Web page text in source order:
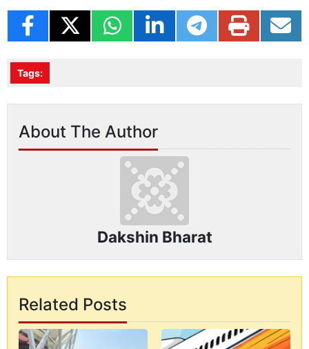
Tags:
About The Author
Dakshin Bharat
Related Posts